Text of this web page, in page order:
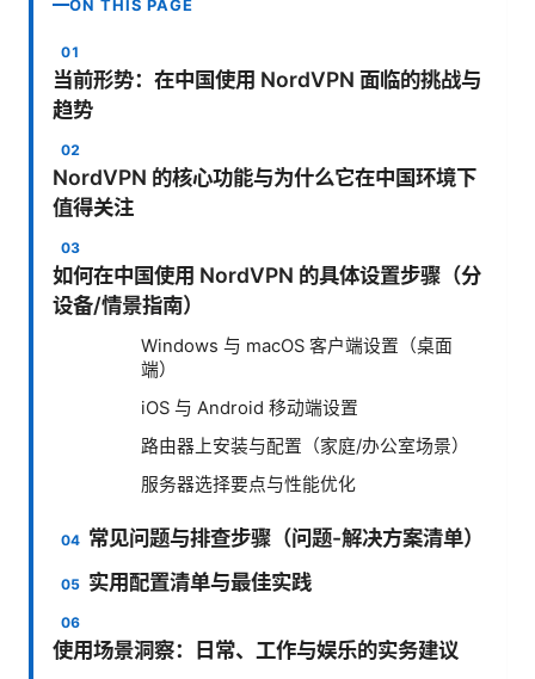
ON THIS PAGE
当前形势：在中国使用 NordVPN 面临的挑战与
趋势
NordVPN 的核心功能与为什么它在中国环境下
值得关注
如何在中国使用 NordVPN 的具体设置步骤（分
设备/情景指南）
Windows 与 macOS 客户端设置（桌面
端）
iOS 与 Android 移动端设置
路由器上安装与配置（家庭/办公室场景）
服务器选择要点与性能优化
常见问题与排查步骤（问题-解决方案清单）
实用配置清单与最佳实践
使用场景洞察：日常、工作与娱乐的实务建议